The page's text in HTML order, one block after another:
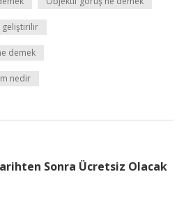
geliştirilir
demek
nedir
Sonra Ücretsiz Olacak